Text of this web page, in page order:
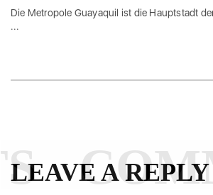
Die Metropole Guayaquil ist die Hauptstadt
...
LEAVE A REPLY